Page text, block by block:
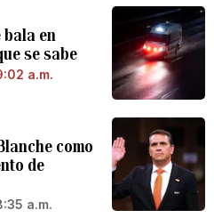
bala en
se sabe
a.m.
como
de
a.m.